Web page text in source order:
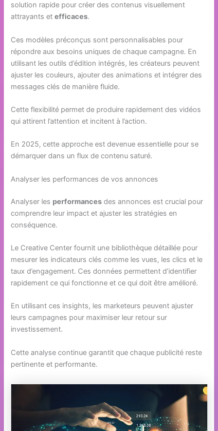
solution rapide pour créer des contenus visuellement
attrayants etefficaces.
Ces modèles préconçus sont personnalisables pour
répondre aux besoins uniques de chaque campagne. En
utilisant les outils d’édition intégrés, les créateurs peuvent
ajuster les couleurs, ajouter des animations et intégrer des
messages clés de manière fluide.
Cette flexibilité permet de produire rapidement des vidéos
qui attirent l’attention et incitent à l’action.
En 2025, cette approche est devenue essentielle pour se
démarquer dans un flux de contenu saturé.
Analyser les performances de vos annonces
Analyser les performances des annonces est crucial pour
comprendre leur impact et ajuster les stratégies en
conséquence.
Le Creative Center fournit une bibliothèque détaillée pour
mesurer les indicateurs clés comme les vues, les clics et le
taux d’engagement. Ces données permettent d’identifier
rapidement ce qui fonctionne et ce qui doit être amélioré.
En utilisant ces insights, les marketeurs peuvent ajuster
leurs campagnes pour maximiser leur retour sur
investissement.
Cette analyse continue garantit que chaque publicité reste
pertinente et performante.